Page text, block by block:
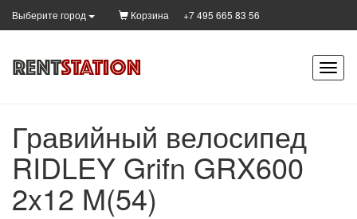
Выберите город Корзина +7 495 665 83 56
Гравийный велосипед
RIDLEY Grifn GRX600
2x12 M(54)